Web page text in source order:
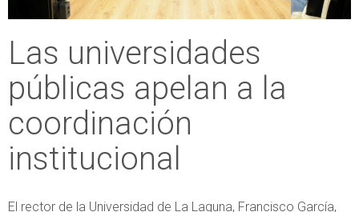
Las universidades
públicas apelan a la
coordinación
institucional
El rector de la Universidad de La Laguna, Francisco García,